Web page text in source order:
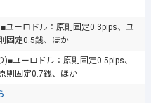
ユーロドル：原則固定0.3pips、ユ
固定0.5銭、ほか
ユーロドル：原則固定0.5pips、
則固定0.7銭、ほか